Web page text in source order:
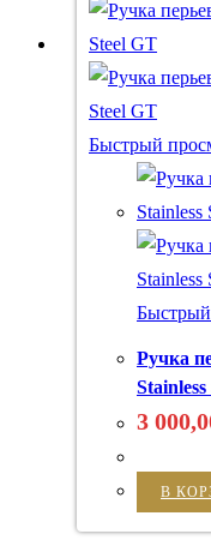
Быстрый
Ручка
3
В